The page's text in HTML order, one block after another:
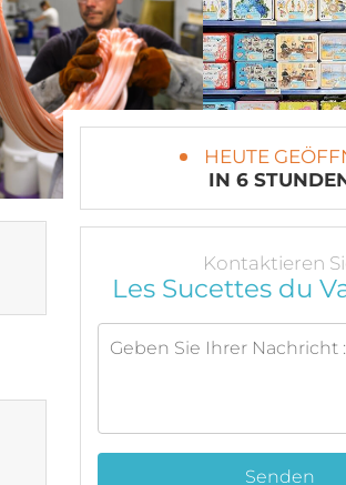
HEUTE
IN 6
Kontaktieren
Les Sucettes du
Senden